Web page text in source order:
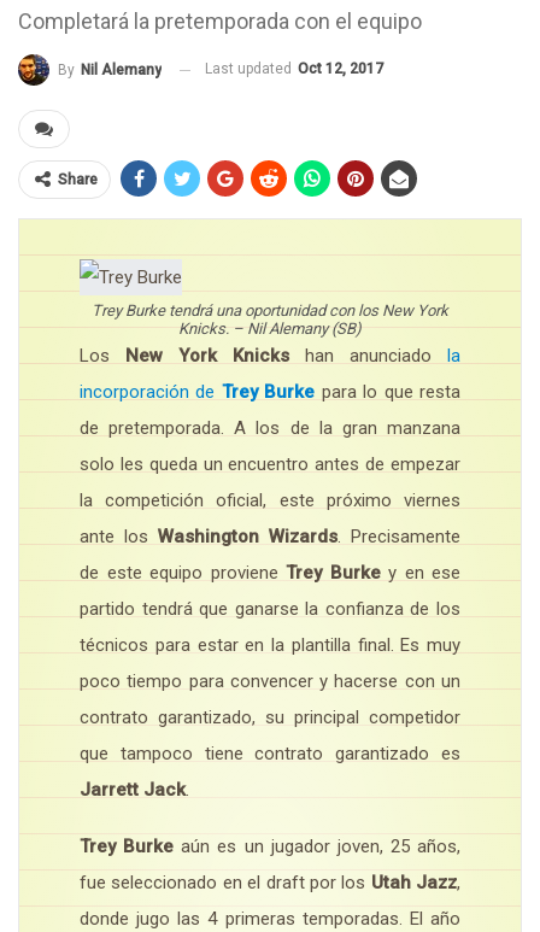
Completará la pretemporada con el equipo
By Nil Alemany Last updated Oct 12, 2017
Share
Trey Burke tendrá una oportunidad con los New York
Knicks. – Nil Alemany (SB)
Los New York Knicks han anunciado la
incorporación de Trey Burke para lo que resta
de pretemporada. A los de la gran manzana
solo les queda un encuentro antes de empezar
la competición oficial, este próximo viernes
ante los Washington Wizards. Precisamente
de este equipo proviene Trey Burkey en ese
partido tendrá que ganarse la confianza de los
técnicos para estar en la plantilla final. Es muy
poco tiempo para convencer y hacerse con un
contrato garantizado, su principal competidor
que tampoco tiene contrato garantizado es
Jarrett Jack.
Trey Burke aún es un jugador joven, 25 años,
fue seleccionado en el draft por los Utah Jazz,
donde jugo las 4 primeras temporadas. El año